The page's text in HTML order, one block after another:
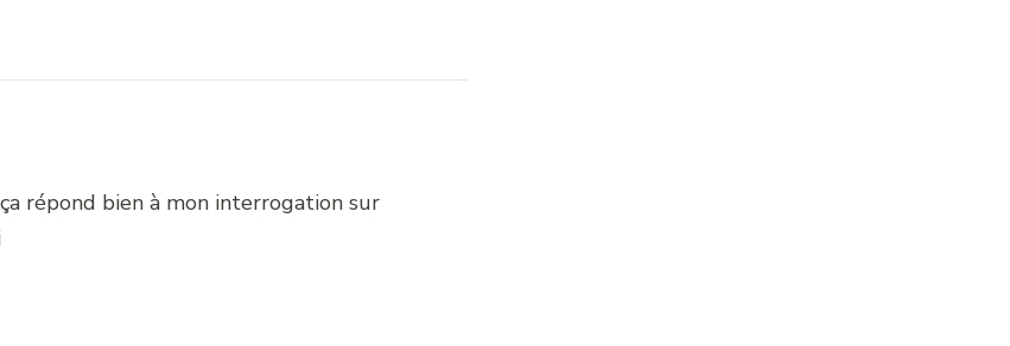
répond bien à mon interrogation sur